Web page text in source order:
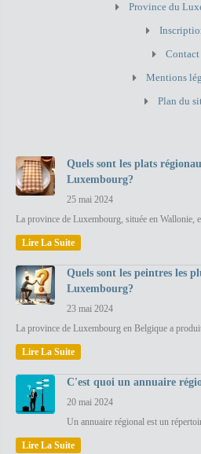
Province du
Contact
Mentions
Plan du
Quels sont les plats
Luxembourg?
25 mai 2024
La province de Luxembourg, située en Wallonie,
Lire La Suite
Quels sont les peintres les
Luxembourg?
23 mai 2024
La province de Luxembourg en Belgique a
Lire La Suite
C'est quoi un annuaire
20 mai 2024
Un annuaire régional est un
Lire La Suite